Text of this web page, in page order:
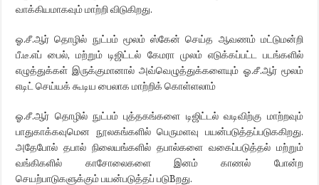
வாக்கியமாகவும் மாற்றி விடுகிறது.
ஓ.சீ.ஆர் தொழில் நுட்பம் மூலம் ஸ்கேன் செய்த ஆவணம் மட்டுமன்றி
பீ.டீ.எப் பைல், மற்றும் டிஜிட்டல் கேமரா முலம் எடுக்கப்பட்ட படங்களில்
எழுத்துக்கள் இருக்குமானால் அவ்வெழுத்துக்களையும் ஓ.சீ.ஆர் மூலம்
எடிட் செய்யக் கூடிய பைலாக மாற்றிக் கொள்ளலாம்
ஓ.சீ.ஆர் தொழில் நுட்பம் புத்தகங்களை டிஜிட்டல் வடிவிற்கு மாற்றவும்
பாதுகாக்கவுமென நூலகங்களில் பெருமளவு பயன்படுத்தப்படுககிறது.
அதேபோல் தபால் நிலையங்களில் தபால்களை வகைப்படுத்தல் மற்றும்
வங்கிகளில் காசோலைகளை இனம் காணல் போன்ற
செயற்பாடுகளுக்கும் பயன்படுத்தப் படுBறது.